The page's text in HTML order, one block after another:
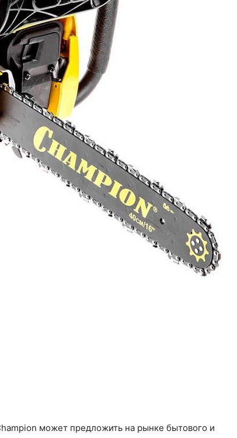
может предложить на рынке бытового и